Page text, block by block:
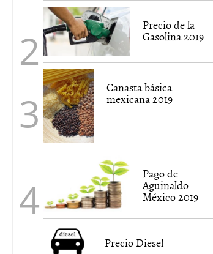
Precio de la
Gasolina 2019
Canasta básica
mexicana 2019
Pago de
Aguinaldo
México 2019
Precio Diesel